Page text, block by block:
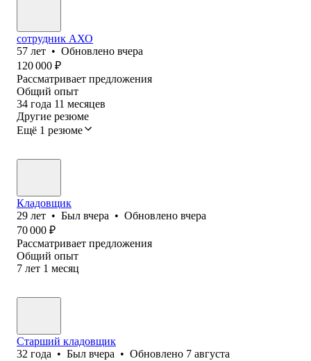
сотрудник АХО
57 лет • Обновлено вчера
120 000 ₽
Рассматривает предложения
Общий опыт
34 года 11 месяцев
Другие резюме
Ещё 1 резюме
Кладовщик
29 лет • Был вчера • Обновлено вчера
70 000 ₽
Рассматривает предложения
Общий опыт
7 лет 1 месяц
Старший кладовщик
32 года • Был вчера • Обновлено 7 августа